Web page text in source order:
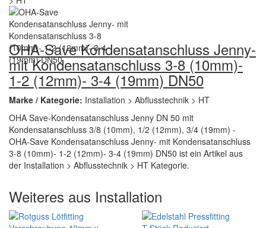
OHA-Save Kondensatanschluss Jenny-
mit Kondensatanschluss 3-8 (10mm)-
1-2 (12mm)- 3-4 (19mm) DN50
Marke / Kategorie: Installation > Abflusstechnik > HT
OHA Save-Kondensatanschluss Jenny DN 50 mit
Kondensatanschluss 3/8 (10mm), 1/2 (12mm), 3/4 (19mm) -
OHA-Save Kondensatanschluss Jenny- mit Kondensatanschluss
3-8 (10mm)- 1-2 (12mm)- 3-4 (19mm) DN50 ist ein Artikel aus
der Installation > Abflusstechnik > HT Kategorie.
Weiteres aus Installation